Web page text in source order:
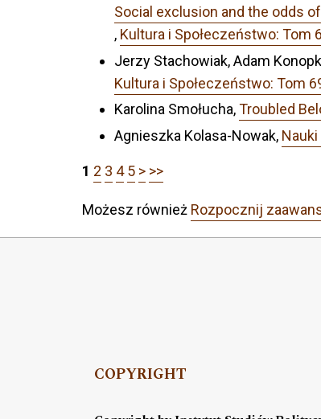
Social exclusion and the odds
, Kultura i Społeczeństwo: Tom
Jerzy Stachowiak, Adam
Kultura i Społeczeństwo: Tom
Karolina Smołucha,Troubled
Agnieszka Kolasa-Nowak,
1 2 3 4 5 > >>
Możesz również Rozpocznij
COPYRIGHT